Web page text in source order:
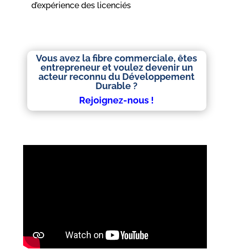
d’expérience des licenciés
Vous avez la fibre commerciale, êtes
entrepreneur et voulez devenir un
acteur reconnu du Développement
Durable ?
Rejoignez-nous !